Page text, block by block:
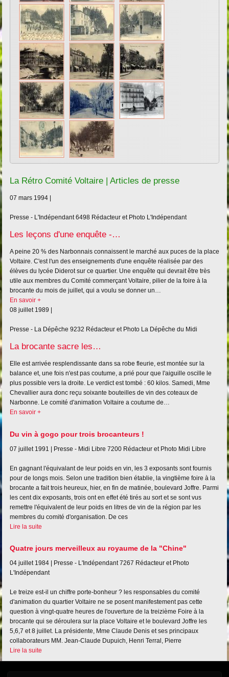
La Rétro Comité Voltaire | Articles de presse
07 mars 1994 |
Presse - L'Indépendant 6498 Rédacteur et Photo L'Indépendant
Les leçons d'une enquête -…
A peine 20 % des Narbonnais connaissent le marché aux puces de la place
Voltaire. C'est l'un des enseignements d'une enquête réalisée par des
élèves du lycée Diderot sur ce quartier. Une enquête qui devrait être très
utile aux membres du Comité commerçant Voltaire, pilier de la foire à la
brocante du mois de juillet, qui a voulu se donner un…
En savoir +
08 juillet 1989 |
Presse - La Dépêche 9232 Rédacteur et Photo La Dépêche du Midi
La brocante sacre les…
Elle est arrivée resplendissante dans sa robe fleurie, est montée sur la
balance et, une fois n'est pas coutume, a prié pour que l'aiguille oscille le
plus possible vers la droite. Le verdict est tombé : 60 kilos. Samedi, Mme
Chevallier aura donc reçu soixante bouteilles de vin des coteaux de
Narbonne. Le comité d'animation Voltaire a coutume de…
En savoir +
Du vin à gogo pour trois brocanteurs !
07 juillet 1991 | Presse - Midi Libre 7200 Rédacteur et Photo Midi Libre
En gagnant l'équivalant de leur poids en vin, les 3 exposants sont fournis
pour de longs mois. Selon une tradition bien établie, la vingtième foire à la
brocante a fait trois heureux, hier, en fin de matinée, boulevard Joffre. Parmi
les cent dix exposants, trois ont en effet été tirés au sort et se sont vus
remettre l'équivalent de leur poids en litres de vin de la région par les
membres du comité d'organisation. De ces
Lire la suite
Quatre jours merveilleux au royaume de la "Chine"
04 juillet 1984 | Presse - L'Indépendant 7267 Rédacteur et Photo
L'Indépendant
Le treize est-il un chiffre porte-bonheur ? les responsables du comité
d'animation du quartier Voltaire ne se posent manifestement pas cette
question à vingt-quatre heures de l'ouverture de la treizième Foire à la
brocante qui se déroulera sur la place Voltaire et le boulevard Joffre les
5,6,7 et 8 juillet. La présidente, Mme Claude Denis et ses principaux
collaborateurs MM. Jean-Claude Dupuich, Henri Terral, Pierre
Lire la suite